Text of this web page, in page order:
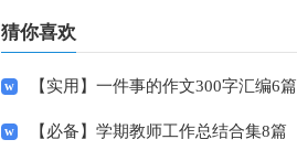
猜你喜欢
【实用】一件事的作文300字汇编6篇
【必备】学期教师工作总结合集8篇